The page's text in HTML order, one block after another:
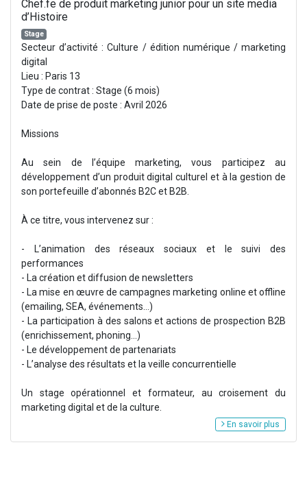
Chef.fe de produit marketing junior pour un site media
d’Histoire
Stage
Secteur d’activité : Culture / édition numérique / marketing
digital
Lieu : Paris 13
Type de contrat : Stage (6 mois)
Date de prise de poste : Avril 2026
Missions
Au sein de l’équipe marketing, vous participez au
développement d’un produit digital culturel et à la gestion de
son portefeuille d’abonnés B2C et B2B.
À ce titre, vous intervenez sur :
- L’animation des réseaux sociaux et le suivi des
performances
- La création et diffusion de newsletters
- La mise en œuvre de campagnes marketing online et offline
(emailing, SEA, événements…)
- La participation à des salons et actions de prospection B2B
(enrichissement, phoning...)
- Le développement de partenariats
- L’analyse des résultats et la veille concurrentielle
Un stage opérationnel et formateur, au croisement du
marketing digital et de la culture.
En savoir plus